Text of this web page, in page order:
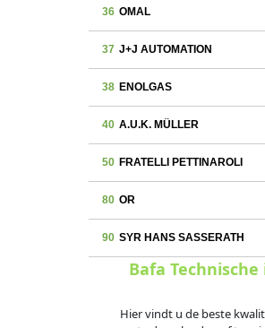
36 OMAL
37 J+J AUTOMATION
38 ENOLGAS
40 A.U.K. MÜLLER
50 FRATELLI PETTINAROLI
80 OR
90 SYR HANS SASSERATH
Bafa
Hier vindt u de beste